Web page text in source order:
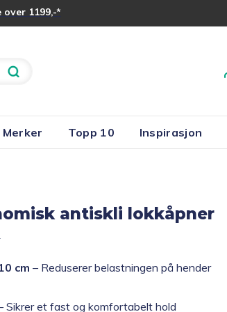
1199,-*
Merker Topp 10 Inspirasjon
antiskli lokkåpner
cm – Reduserer belastningen på hender
Sikrer et fast og komfortabelt hold